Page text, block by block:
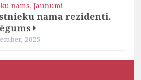
nams, Jaunumi
nama rezidenti.
2025